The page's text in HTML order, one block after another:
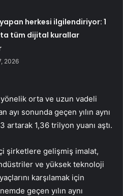
herkesi ilgilendiriyor: 1
tüm dijital kurallar
2026
orta ve uzun vadeli
sonunda geçen yılın aynı
1,36 trilyon yuanı aştı.
şirketlere gelişmiş imalat,
ve yüksek teknoloji
karşılamak için
geçen yılın aynı